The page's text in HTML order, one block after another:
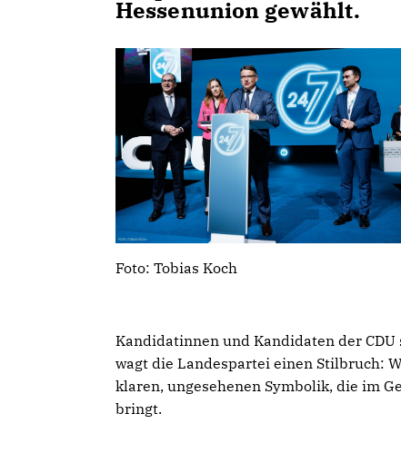
Hessenunion gewählt.
Foto: Tobias Koch
Kandidatinnen und Kandidaten der
wagt die Landespartei einen Stilbruch:
klaren, ungesehenen Symbolik, die im
bringt.